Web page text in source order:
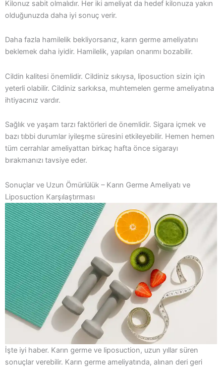
Kilonuz sabit olmalıdır. Her iki ameliyat da hedef kilonuza yakın
olduğunuzda daha iyi sonuç verir.
Daha fazla hamilelik bekliyorsanız, karın germe ameliyatını
beklemek daha iyidir. Hamilelik, yapılan onarımı bozabilir.
Cildin kalitesi önemlidir. Cildiniz sıkıysa, liposuction sizin için
yeterli olabilir. Cildiniz sarkıksa, muhtemelen germe ameliyatına
ihtiyacınız vardır.
Sağlık ve yaşam tarzı faktörleri de önemlidir. Sigara içmek ve
bazı tıbbi durumlar iyileşme süresini etkileyebilir. Hemen hemen
tüm cerrahlar ameliyattan birkaç hafta önce sigarayı
bırakmanızı tavsiye eder.
Sonuçlar ve Uzun Ömürlülük – Karın Germe Ameliyatı ve
Liposuction Karşılaştırması
İşte iyi haber. Karın germe ve liposuction, uzun yıllar süren
sonuçlar verebilir. Karın germe ameliyatında, alınan deri geri